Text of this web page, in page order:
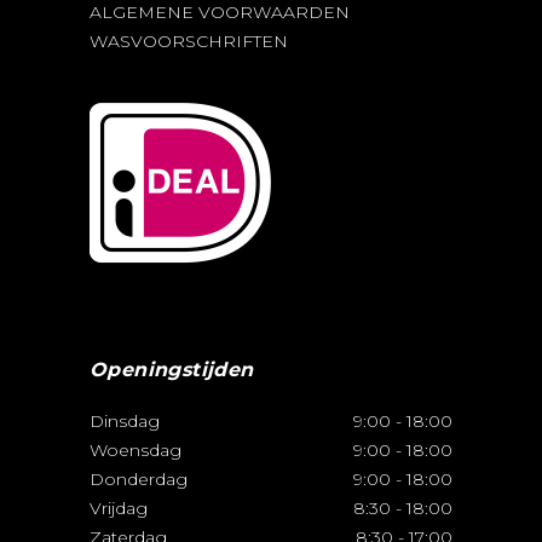
ALGEMENE VOORWAARDEN
WASVOORSCHRIFTEN
Openingstijden
Dinsdag 9:00 - 18:00
Woensdag
9:00 - 18:00
Donderdag
9:00 - 18:00
Vrijdag
8:30 - 18:00
Zaterdag
8:30 - 17:00